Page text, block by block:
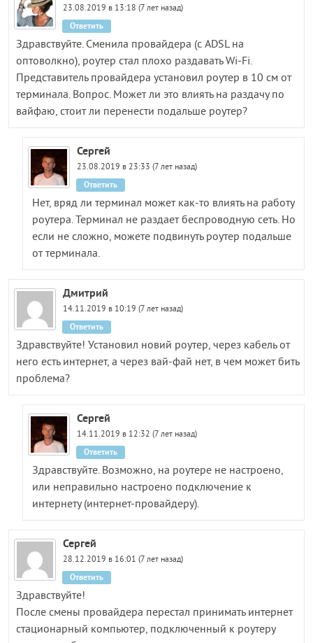
23.08.2019 в 13:18 (7 лет назад)
Здравствуйте. Сменила провайдера (с ADSL на
оптоволкно), роутер стал плохо раздавать Wi-Fi.
Представитель провайдера установил роутер в 10 см от
терминала. Вопрос. Может ли это влиять на раздачу по
вайфаю, стоит ли перенести подальше роутер?
Ответить
Сергей
23.08.2019 в 23:33 (7 лет назад)
Нет, вряд ли терминал может как-то влиять на работу
роутера. Терминал не раздает беспроводную сеть. Но
если не сложно, можете подвинуть роутер подальше
от терминала.
Ответить
Дмитрий
14.11.2019 в 10:19 (7 лет назад)
Здравствуйте! Установил новий роутер, через кабель от
него есть интернет, а через вай-фай нет, в чем может бить
проблема?
Ответить
Сергей
14.11.2019 в 12:32 (7 лет назад)
Здравствуйте. Возможно, на роутере не настроено,
или неправильно настроено подключение к
интернету (интернет-провайдеру).
Ответить
Сергей
28.12.2019 в 16:01 (7 лет назад)
Здравствуйте!
После смены провайдера перестал принимать интернет
стационарный компьютер, подключенный к роутеру
Ответить